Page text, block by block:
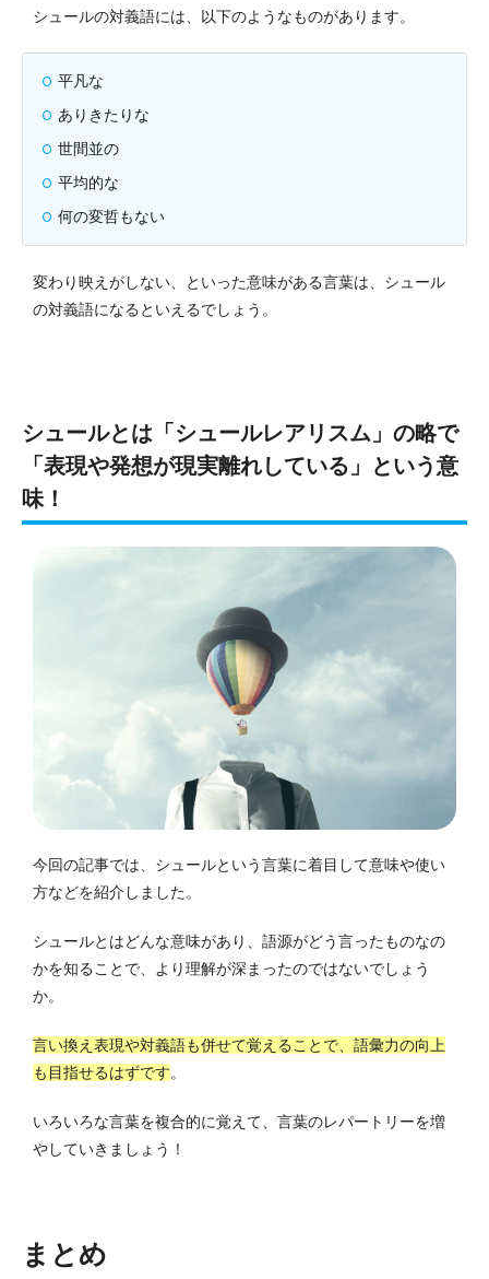
シュールの対義語には、以下のようなものがあります。
平凡な
ありきたりな
世間並の
平均的な
何の変哲もない
変わり映えがしない、といった意味がある言葉は、シュール
の対義語になるといえるでしょう。
シュールとは「シュールレアリスム」の略で
「表現や発想が現実離れしている」という意
味！
今回の記事では、シュールという言葉に着目して意味や使い
方などを紹介しました。
シュールとはどんな意味があり、語源がどう言ったものなの
かを知ることで、より理解が深まったのではないでしょう
か。
言い換え表現や対義語も併せて覚えることで、語彙力の向上
も目指せるはずです。
いろいろな言葉を複合的に覚えて、言葉のレパートリーを増
やしていきましょう！
まとめ